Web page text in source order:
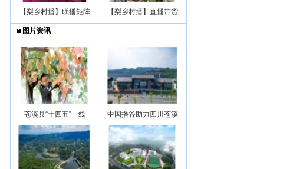
【梨乡村播】联播矩阵 【梨乡村播】直播带货
图片资讯
苍溪县“十四五”一线 中国播谷助力四川苍溪